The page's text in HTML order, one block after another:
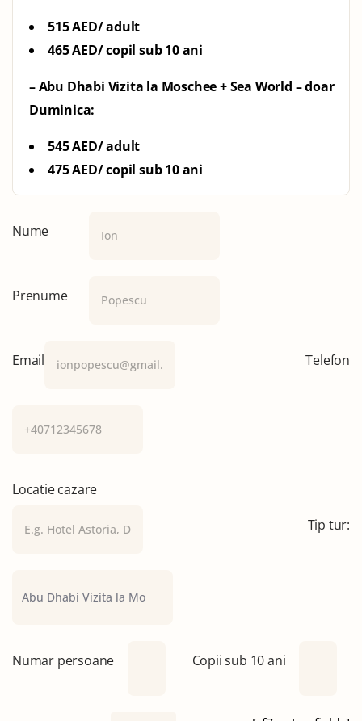
515 AED/ adult
465 AED/ copil sub 10 ani
– Abu Dhabi Vizita la Moschee + Sea World – doar
Duminica:
545 AED/ adult
475 AED/ copil sub 10 ani
Nume
Prenume
Email Telefon
Locatie cazare
Tip tur:
Numar persoane Copii sub 10 ani